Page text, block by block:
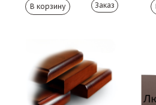
Заказ